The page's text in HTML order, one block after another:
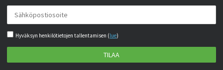
Hyväksyn henkilötietojen tallentamisen (lue)
TILAA